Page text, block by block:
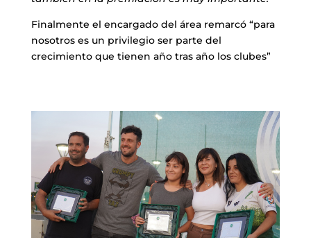
Finalmente el encargado del área remarcó “para
nosotros es un privilegio ser parte del
crecimiento que tienen año tras año los clubes”